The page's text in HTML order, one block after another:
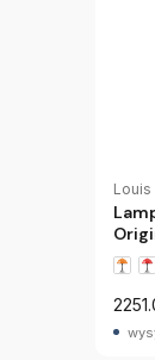
Louis